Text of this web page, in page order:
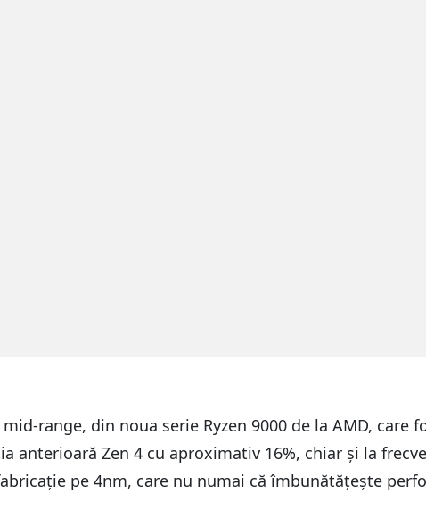
range, din noua serie Ryzen 9000 de la AMD,
anterioară Zen 4 cu aproximativ 16%, chiar și la
pe 4nm, care nu numai că îmbunătățește